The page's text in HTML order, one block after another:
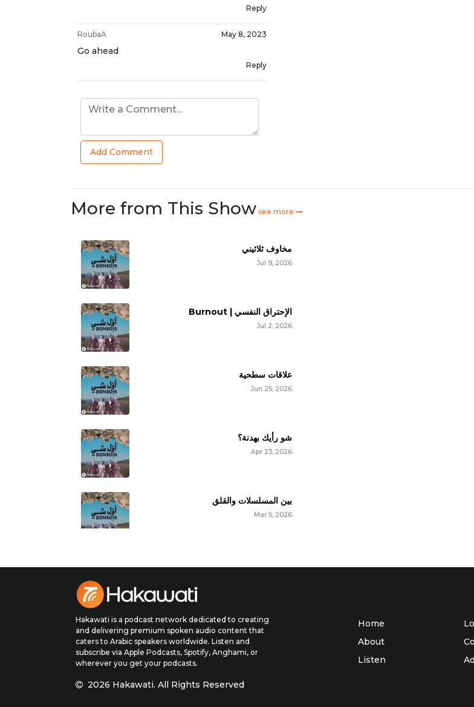
Reply
RoubaA May 8, 2023
Go ahead
Reply
Add Comment
More from This Show see more
مخاوف ثلاثيني
Jul 9, 2026
الإحتراق النفسي | Burnout
Jul 2, 2026
علاقات سطحية
Jun 25, 2026
شو رأيك بهدنة؟
Apr 23, 2026
بين المسلسلات والقلق
Mar 5, 2026
'ليل' ودراما رمضان
Hakawati is a podcast network dedicated to creating
and delivering premium spoken audio content that
caters to Arabic speakers worldwide. Listen and
subscribe via Apple Podcasts, Spotify, Anghami, or
wherever you get your podcasts.
2026 Hakawati. All Rights Reserved
Home
About
Listen